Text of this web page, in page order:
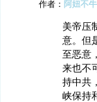
作者： 阿妞不牛
美帝压
意。但
至恶意
来也不
持中共
峡保持